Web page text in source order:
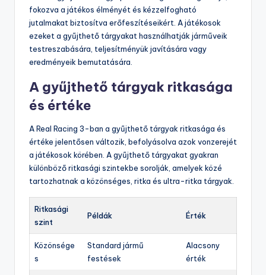
fokozva a játékos élményét és kézzelfogható
jutalmakat biztosítva erőfeszítéseikért. A játékosok
ezeket a gyűjthető tárgyakat használhatják járműveik
testreszabására, teljesítményük javítására vagy
eredményeik bemutatására.
A gyűjthető tárgyak ritkasága
és értéke
A Real Racing 3-ban a gyűjthető tárgyak ritkasága és
értéke jelentősen változik, befolyásolva azok vonzerejét
a játékosok körében. A gyűjthető tárgyakat gyakran
különböző ritkasági szintekbe sorolják, amelyek közé
tartozhatnak a közönséges, ritka és ultra-ritka tárgyak.
Ritkasági
szint
Példák Érték
Közönsége
s
Standard jármű
festések
Alacsony
érték